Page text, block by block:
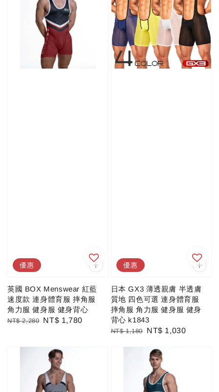
優惠
英國 BOX Menswear 紅藍
速度款 連身體育服 摔角服
角力服 健身服 健身背心
Regular
NT$ 2,280 Sale
NT$ 1,780
優惠
日本 GX3 薄透親膚 半透膚
質地 四色可選 連身體育服
摔角服 角力服 健身服 健身
背心 k1843
Regular
NT$ 1,180
Sale
NT$ 1,030